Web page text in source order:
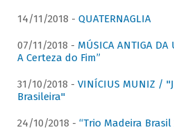
14/11/2018 - QUATERNAGLIA
07/11/2018 - MÚSICA ANTIGA
A Certeza do Fim”
31/10/2018 - VINÍCIUS MUNIZ /
Brasileira"
24/10/2018 - “Trio Madeira Brasil